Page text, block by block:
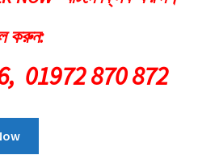
৳ 680.00.
করুন:
01972 870 872